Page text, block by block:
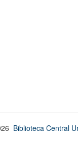
Biblioteca Central